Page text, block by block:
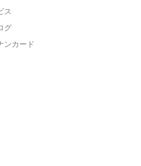
ス
グ
ンカード